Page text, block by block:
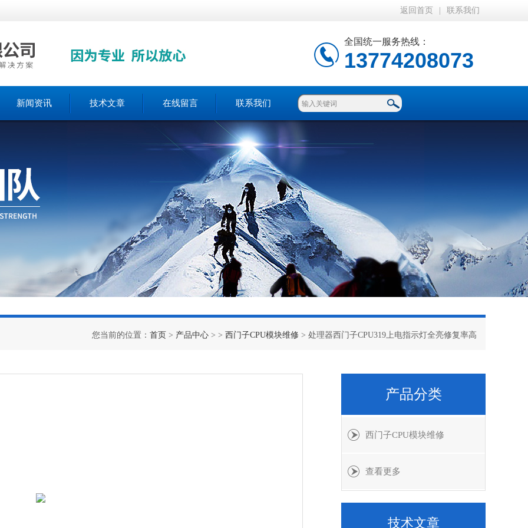
返回首页 联系我们
全国统一服务热线：
13774208073
新闻资讯 技术文章 在线留言 联系我们
您当前的位置： 首页 > 产品中心 > > 西门子CPU模块维修 > 处理器西门子CPU319上电指示灯全亮修复率高
产品分类
西门子CPU模块维修
查看更多
技术文章